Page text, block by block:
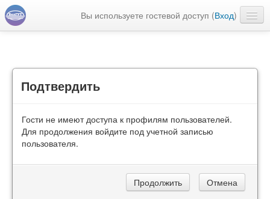
Вы используете гостевой доступ (Вход)
Подтвердить
Гости не имеют доступа к профилям пользователей.
Для продолжения войдите под учетной записью
пользователя.